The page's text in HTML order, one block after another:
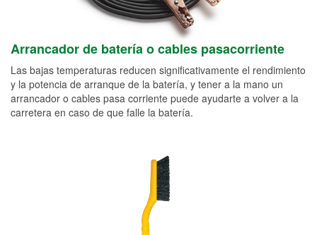
Arrancador de batería o cables pasacorriente
Las bajas temperaturas reducen significativamente el rendimiento
y la potencia de arranque de la batería, y tener a la mano un
arrancador o cables pasa corriente puede ayudarte a volver a la
carretera en caso de que falle la batería.